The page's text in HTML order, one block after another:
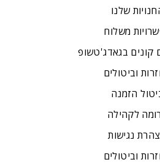
שלנו
משלוח
קונים בגאדג'טשופ
וביטולים
הזמנה
לקהילה
נגישות
וביטולים